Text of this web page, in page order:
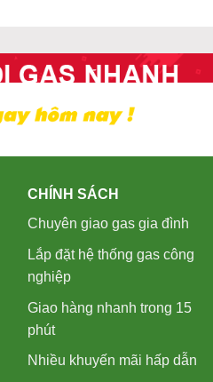
CHÍNH SÁCH
Chuyên giao gas gia đình
Lắp đặt hệ thống gas công
nghiệp
Giao hàng nhanh trong 15
phút
Nhiều khuyến mãi hấp dẫn